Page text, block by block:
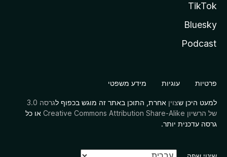
TikTok
Bluesky
Podcast
פרטיות עוגיות מידע משפטי
למעט היכן שצוין אחרת, התוכן באתר זה מוגש בכפוף ל
גרסה 3.0
של הרשיון Creative Commons Attribution Share-Alike
או כל
גרסה עדכנית יותר.